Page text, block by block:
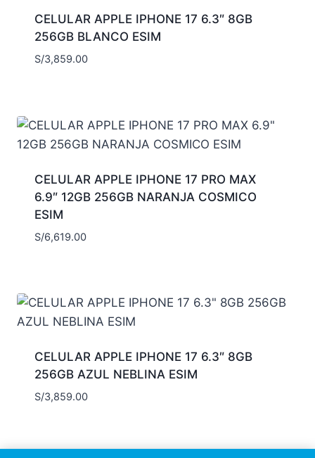
CELULAR APPLE IPHONE 17 6.3″ 8GB
256GB BLANCO ESIM
S/3,859.00
CELULAR APPLE IPHONE 17 PRO MAX
6.9″ 12GB 256GB NARANJA COSMICO
ESIM
S/6,619.00
CELULAR APPLE IPHONE 17 6.3″ 8GB
256GB AZUL NEBLINA ESIM
S/3,859.00